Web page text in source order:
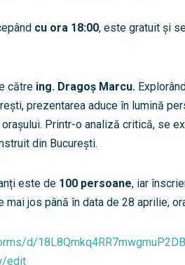
cu ora 18:00, este gratuit și
către ing. Dragoș Marcu.
prezentarea aduce în lumină
Printr-o analiză critică, se
din București.
este de 100 persoane, iar
jos până în data de 28 aprilie,
d/
edit